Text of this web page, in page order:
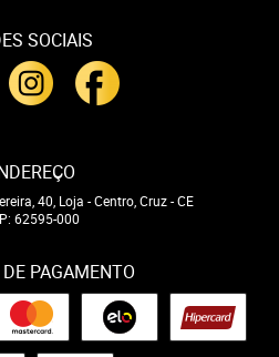
SOCIAIS
40, Loja -Centro, Cruz-CE
62595-000
PAGAMENTO